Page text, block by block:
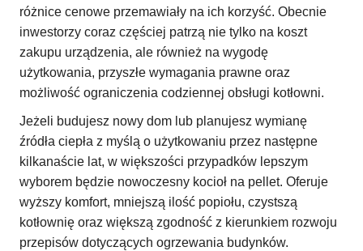
różnice cenowe przemawiały na ich korzyść. Obecnie
inwestorzy coraz częściej patrzą nie tylko na koszt
zakupu urządzenia, ale również na wygodę
użytkowania, przyszłe wymagania prawne oraz
możliwość ograniczenia codziennej obsługi kotłowni.
Jeżeli budujesz nowy dom lub planujesz wymianę
źródła ciepła z myślą o użytkowaniu przez następne
kilkanaście lat, w większości przypadków lepszym
wyborem będzie nowoczesny kocioł na pellet. Oferuje
wyższy komfort, mniejszą ilość popiołu, czystszą
kotłownię oraz większą zgodność z kierunkiem rozwoju
przepisów dotyczących ogrzewania budynków.